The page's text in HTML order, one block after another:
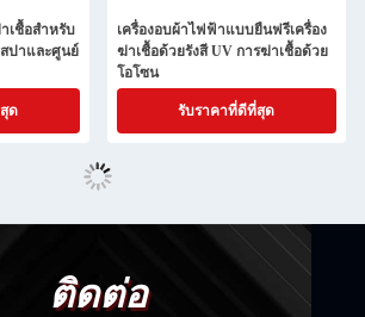
เชื้อสำหรับ
ปาและศูนย์
ด
เครื่องอบผ้าไฟฟ้าแบบยืนฟรีเครื่อง
ฆ่าเชื้อด้วยรังสี UV การฆ่าเชื้อด้วย
โอโซน
รับราคาที่ดีที่สุด
ติดต่อ